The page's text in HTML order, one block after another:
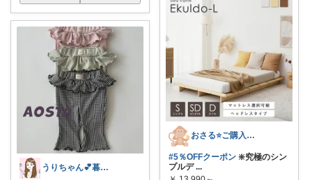
うりちゃん💕暮らし🏡キッズ👶ママ
おさる⭐ご購入感謝🐹
#5％OFFクーポン ❇️究極のシン
プルデ ...